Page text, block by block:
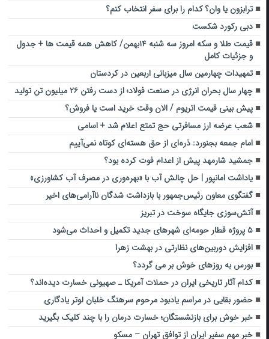
ترابزون یا وان؟ کدام را برای سفر انتخاب کنم؟
دبی رکورد شکست
قیمت طلا و سکه امروز سه شنبه ۱۴بهمن/ کاهش همه قیمت ها + جدول
و جزئیات کامل
تمهیدات چهارمین سال میزبانی اربعین در کردستان
چهار سال بحران انرژی در صنعت فولاد؛ از دست رفتن ۲۶ میلیون تن تولید
پیش بینی قیمت اتریوم / الان وقت خرید است یا فروش؟
شعب عرضه ارز مسافرتی حج تمتع اعلام شد + اسامی
امام جمعه بجنورد: ذره‌ای از حق هسته‌ای کوتاه نمی‌آییم
جمشید شارمهد پیش از اعدام فوت کرده بود؟
یاداشت امانپور | حل چالش آب با «بهره‌وری در مصرف آب کشاورزی»
گفتگوی معاون رئیس‌جمهور با بازداشت شدگان ناآرامی‌های اخیر
آتش‌سوزی جایگاه سوخت در تبریز
۵ پروژه قطار حومه‌ای شهرهای جدید تکمیل و احداث می‌شود
افزایش دوربین‌های نظارتی در بهشت زهرا
بورس به روزهای خوش بر می گردد؟
کدام آثار تاریخی ایران در حملات آمریکا ـ صهیونی خسارت دیده‌اند؟
حضور بقایی در مراسم یادبود مرحوم سرهنگ خلبان لوتر یادگاری
خبر خوش برای بازنشستگان؛ خسارت درمان را با چند کلیک بگیرید
خبر مهم سفیر ایران از توافق تهران – مسکو